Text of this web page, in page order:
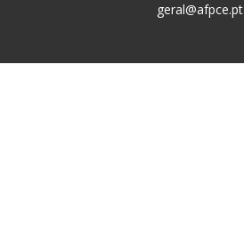
geral@afpce.pt